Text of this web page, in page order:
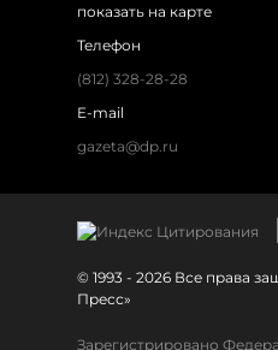
показать на карте
Телефон
(812) 328-28-28
E-mail
gazeta@dp.ru
© 1993 - 2026 Все права
Пресс»
Зарегистрировано